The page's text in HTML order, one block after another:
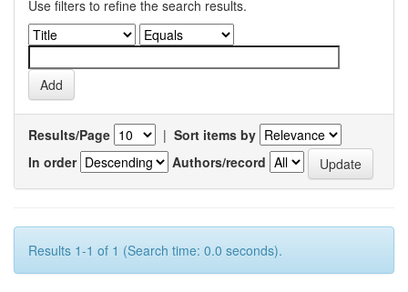
Use filters to refine the search results.
Results/Page | Sort items by
In order
Authors/record
Results 1-1 of 1 (Search time: 0.0 seconds).